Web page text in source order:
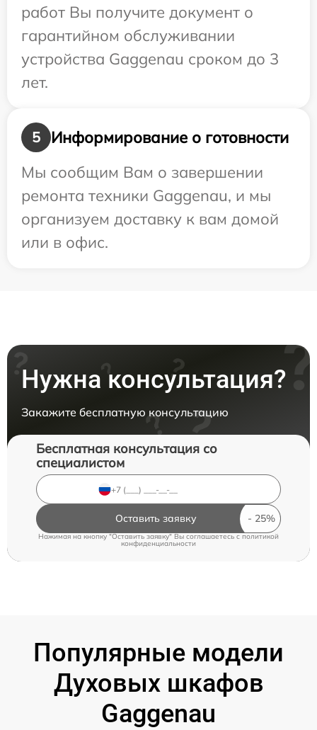
работ Вы получите документ о
гарантийном обслуживании
устройства Gaggenau сроком до 3
лет.
5
Информирование о готовности
Мы сообщим Вам о завершении
ремонта техники Gaggenau, и мы
организуем доставку к вам домой
или в офис.
Нужна консультация?
Закажите бесплатную консультацию
Бесплатная консультация со
специалистом
Оставить заявку
Нажимая на кнопку "Оставить заявку" Вы соглашаетесь c политикой
конфиденциальности
Популярные модели
Духовых шкафов
Gaggenau